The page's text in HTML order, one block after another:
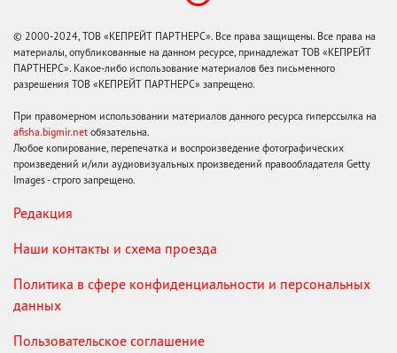
© 2000-2024, ТОВ «КЕПРЕЙТ ПАРТНЕРС». Все права защищены. Все права на
материалы, опубликованные на данном ресурсе, принадлежат ТОВ «КЕПРЕЙТ
ПАРТНЕРС». Какое-либо использование материалов без письменного
разрешения ТОВ «КЕПРЕЙТ ПАРТНЕРС» запрещено.
При правомерном использовании материалов данного ресурса гиперссылка на
afisha.bigmir.net обязательна.
Любое копирование, перепечатка и воспроизведение фотографических
произведений и/или аудиовизуальных произведений правообладателя Getty
Images - строго запрещено.
Редакция
Наши контакты и схема проезда
Политика в сфере конфиденциальности и персональных
данных
Пользовательское соглашение